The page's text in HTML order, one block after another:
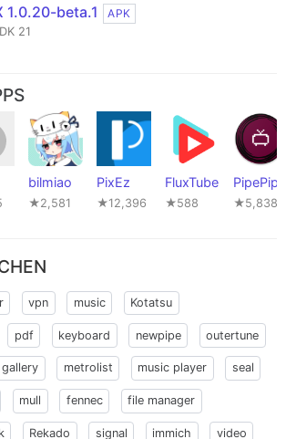
1.0.20-beta.1
APK
21
bilmiao
★2,581
PixEz
★12,396
FluxTube
★588
PipePipe
★5,838
vpn music Kotatsu
pdf keyboard newpipe outertune
gallery metrolist music player seal
mull fennec file manager
Rekado signal immich video